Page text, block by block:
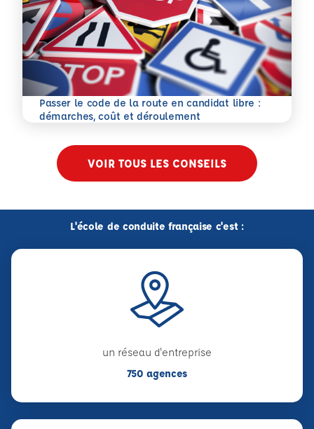
Passer le code de la route en candidat libre :
démarches, coût et déroulement
En savoir plus
VOIR TOUS LES CONSEILS
L'école de conduite française c'est :
un réseau d'entreprise
750 agences